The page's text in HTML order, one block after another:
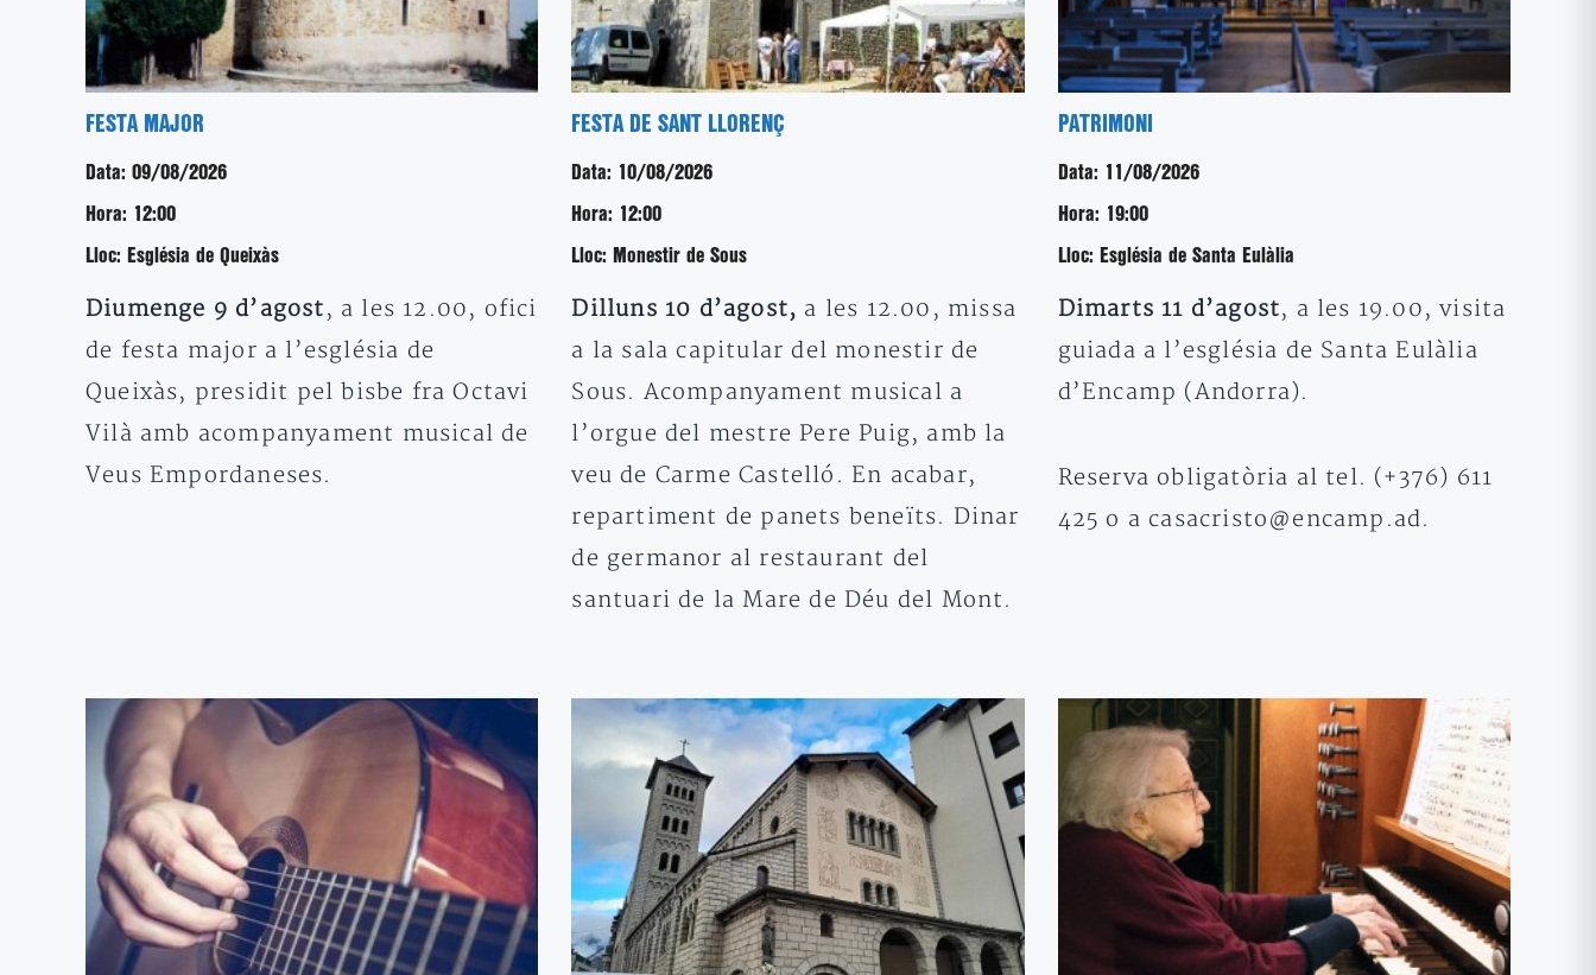
FESTA MAJOR
Data: 09/08/2026
Hora: 12:00
Lloc: Església de Queixàs
Diumenge 9 d’agost, a les 12.00, ofici
de festa major a l’església de
Queixàs, presidit pel bisbe fra Octavi
Vilà amb acompanyament musical de
Veus Empordaneses.
FESTA DE SANT LLORENÇ
Data: 10/08/2026
Hora: 12:00
Lloc: Monestir de Sous
Dilluns 10 d’agost, a les 12.00, missa
a la sala capitular del monestir de
Sous. Acompanyament musical a
l’orgue del mestre Pere Puig, amb la
veu de Carme Castelló. En acabar,
repartiment de panets beneïts. Dinar
de germanor al restaurant del
santuari de la Mare de Déu del Mont.
PATRIMONI
Data: 11/08/2026
Hora: 19:00
Lloc: Església de Santa Eulàlia
Dimarts 11 d’agost, a les 19.00, visita
guiada a l’església de Santa Eulàlia
d’Encamp (Andorra).
Reserva obligatòria al tel. (+376) 611
425 o a casacristo@encamp.ad.